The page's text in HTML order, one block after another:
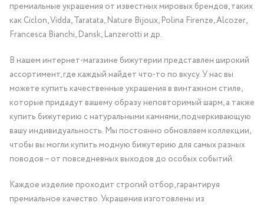
премиальные украшения от известных мировых брендов, таких
как Ciclon, Vidda, Taratata, Nature Bijoux, Polina Firenze, Alcozer,
Francesca Bianchi, Dansk, Lanzerotti и др.
В нашем интернет-магазине бижутерии представлен широкий
ассортимент, где каждый найдет что-то по вкусу. У нас вы
можете купить качественные украшения в винтажном стиле,
которые придадут вашему образу неповторимый шарм, а также
купить бижутерию с натуральными камнями, подчеркивающую
вашу индивидуальность. Мы постоянно обновляем коллекции,
чтобы вы могли купить модную бижутерию для самых разных
поводов – от повседневных выходов до особых событий.
Каждое изделие проходит строгий отбор, гарантируя
премиальное качество. Украшения изготовлены из